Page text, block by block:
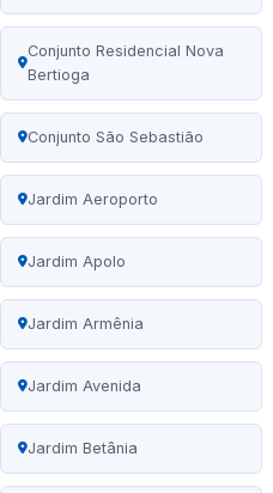
Conjunto Residencial Nova
Bertioga
Conjunto São Sebastião
Jardim Aeroporto
Jardim Apolo
Jardim Armênia
Jardim Avenida
Jardim Betânia